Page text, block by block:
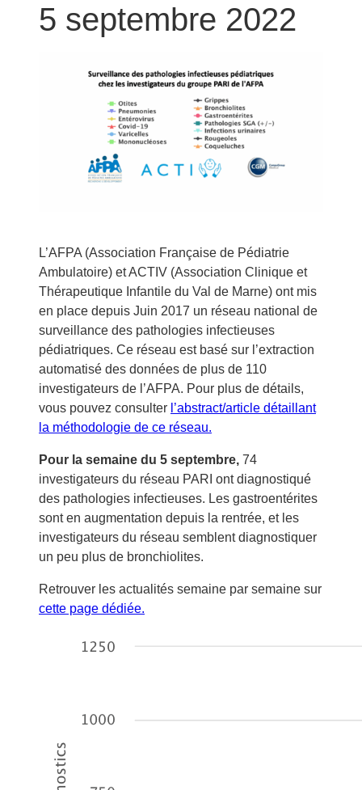
5 septembre 2022
L’AFPA (Association Française de Pédiatrie
Ambulatoire) et ACTIV (Association Clinique et
Thérapeutique Infantile du Val de Marne) ont mis
en place depuis Juin 2017 un réseau national de
surveillance des pathologies infectieuses
pédiatriques. Ce réseau est basé sur l’extraction
automatisé des données de plus de 110
investigateurs de l’AFPA. Pour plus de détails,
vous pouvez consulter l’abstract/article détaillant
la méthodologie de ce réseau.
Pour la semaine du 5 septembre, 74
investigateurs du réseau PARI ont diagnostiqué
des pathologies infectieuses. Les gastroentérites
sont en augmentation depuis la rentrée, et les
investigateurs du réseau semblent diagnostiquer
un peu plus de bronchiolites.
Retrouver les actualités semaine par semaine sur
cette page dédiée.